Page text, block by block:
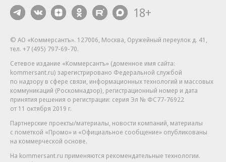
18+
© АО «Коммерсантъ». 127006, Москва, Оружейный переулок д. 41,
тел. +7 (495) 797-69-70.
Сетевое издание «Коммерсантъ» (доменное имя сайта:
kommersant.ru) зарегистрировано Федеральной службой
по надзору в сфере связи, информационных технологий и массовых
коммуникаций (Роскомнадзор), регистрационный номер и дата
принятия решения о регистрации: серия Эл № ФС77-76922
от 11 октября 2019 г.
Партнерские проекты/материалы, новости компаний, материалы
с пометкой «Промо» и «Официальное сообщение» опубликованы
на коммерческой основе.
На kommersant.ru применяются рекомендательные технологии.